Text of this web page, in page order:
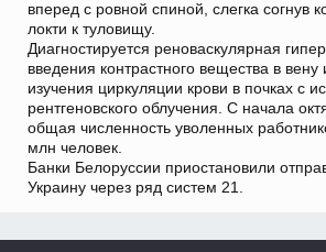
вперед с ровной спиной, слегка согнув
локти к туловищу.
Диагностируется реноваскулярная
введения контрастного вещества в
изучения циркуляции крови в почках с
рентгеновского облучения. С начала
общая численность уволенных
млн человек.
Банки Белоруссии приостановили
Украину через ряд систем 21.